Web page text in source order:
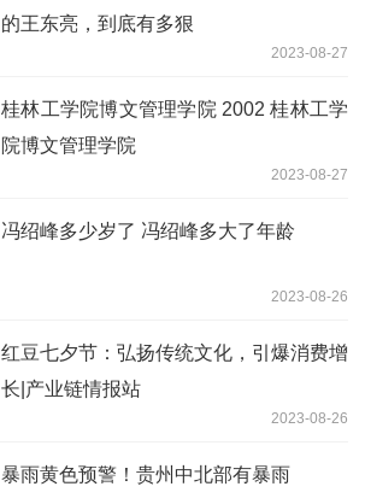
的王东亮，到底有多狠
2023-08-27
桂林工学院博文管理学院 2002 桂林工学
院博文管理学院
2023-08-27
冯绍峰多少岁了 冯绍峰多大了年龄
2023-08-26
红豆七夕节：弘扬传统文化，引爆消费增
长|产业链情报站
2023-08-26
暴雨黄色预警！贵州中北部有暴雨